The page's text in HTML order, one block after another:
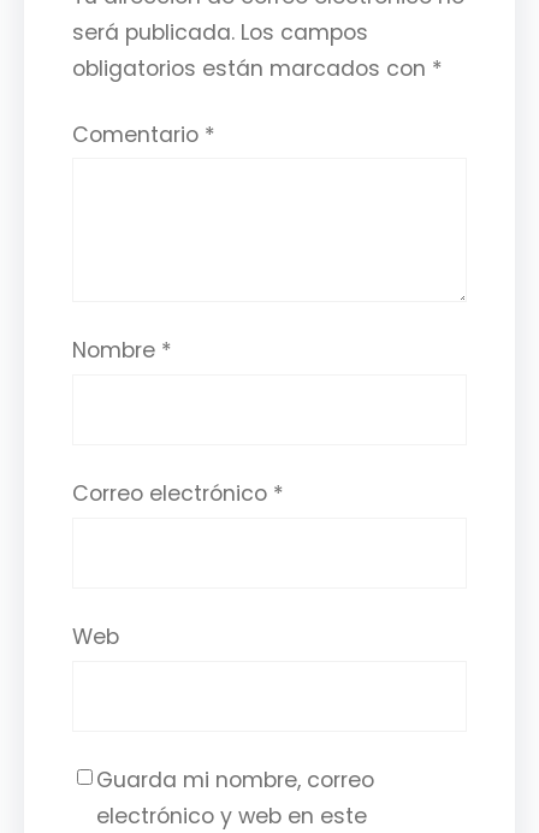
será publicada. Los campos
obligatorios están marcados con *
Comentario *
Nombre *
Correo electrónico *
Web
Guarda mi nombre, correo
electrónico y web en este